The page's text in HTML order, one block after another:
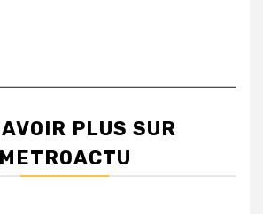
PLUS SUR
METROACTU